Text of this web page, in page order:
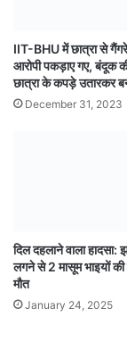
IIT-BHU में छात्रा से
आरोपी पकड़ाए गए, बंदूक
छात्रा के कपड़े उतारकर
December 31, 2023
दिल दहलाने वाला हादसा:
लगने से 2 मासूम भाइयों
मौत
January 24, 2025